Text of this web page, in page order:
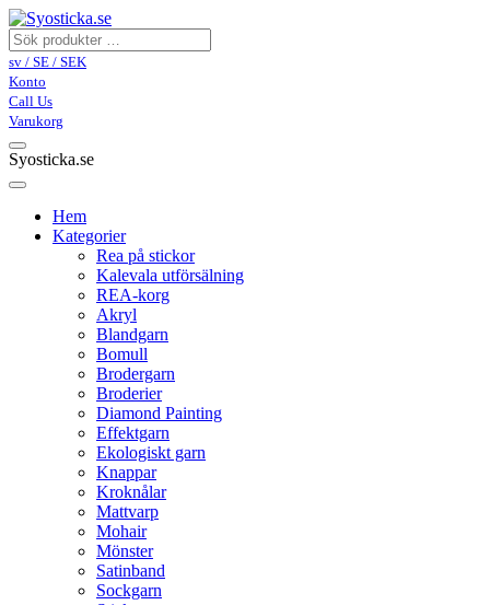
sv / SE / SEK
Konto
Call Us
Varukorg
Syosticka.se
Hem
Kategorier
Rea på stickor
Kalevala utförsälning
REA-korg
Akryl
Blandgarn
Bomull
Brodergarn
Broderier
Diamond Painting
Effektgarn
Ekologiskt garn
Knappar
Kroknålar
Mattvarp
Mohair
Mönster
Satinband
Sockgarn